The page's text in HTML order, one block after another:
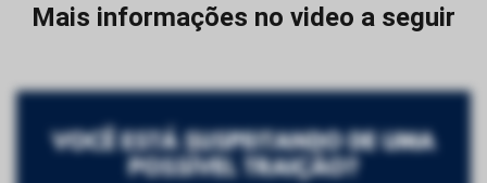
Mais informações no video a seguir